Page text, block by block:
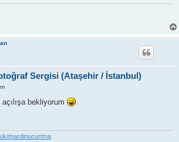
Sergisi (Ataşehir / İstanbul)
bekliyorum
mardinucurtma